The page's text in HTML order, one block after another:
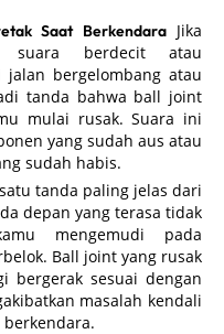
Saat BerkendaraJika
suara berdecit atau
jalan bergelombang atau
tanda bahwa ball joint
mulai rusak. Suara ini
yang sudah aus atau
sudah habis.
tanda paling jelas dari
depan yang terasa tidak
mengemudi pada
Ball joint yang rusak
bergerak sesuai dengan
masalah kendali